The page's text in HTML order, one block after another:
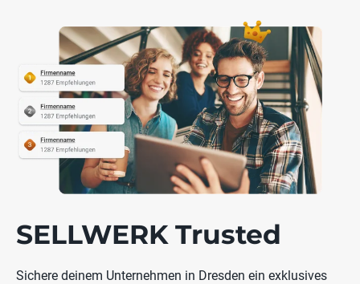
SELLWERK Trusted
Sichere deinem Unternehmen in Dresden ein exklusives